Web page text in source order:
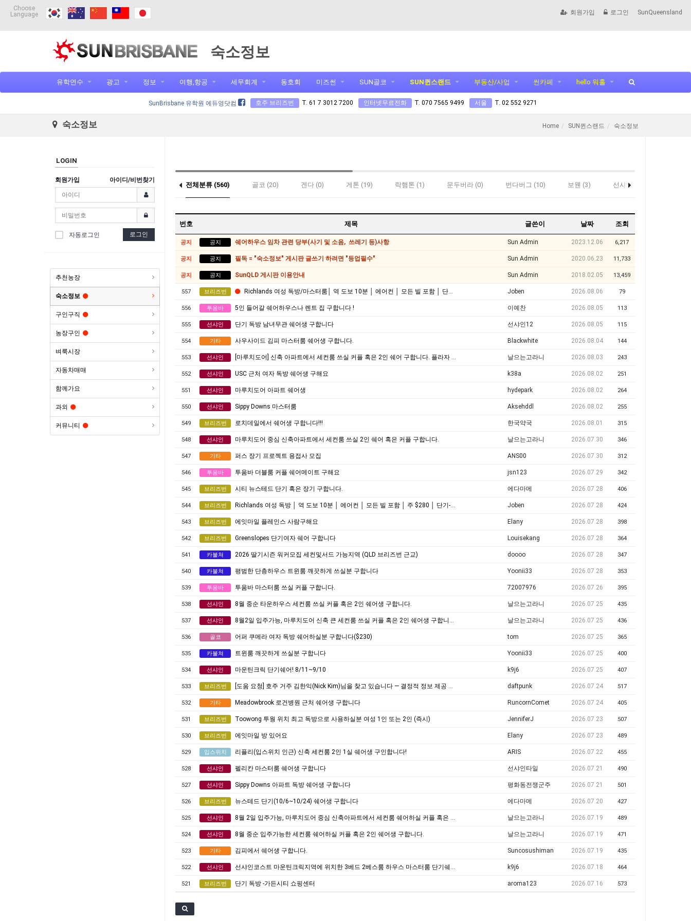
Choose
Language
회원가입 로그인 SunQueensland
숙소정보
유학연수 광고 정보 여행,항공 세무회계 동호회 미즈썬 SUN골코 SUN퀸스랜드 부동산/사업 썬카페 hello 워홀
SunBrisbane 유학원 에듀영닷컴 호주 브리즈번 T. 61 7 3012 7200 인터넷무료전화 T. 070 7565 9499 서울 T. 02 552 9271
숙소정보 Home SUN퀸스랜드 숙소정보
LOGIN
회원가입 아이디/비번찾기
자동로그인 로그인
추천농장
숙소정보
구인구직
농장구인
벼룩시장
자동차매매
함께가요
과외
커뮤니티
전체분류 (560) 골코 (20) 겐다 (0) 게톤 (19) 락햄톤 (1) 문두버라 (0) 번다버그 (10) 보웬 (3) 선샤인 (122)
번호 제목 글쓴이 날짜 조회
공지 공지 쉐어하우스 임차 관련 당부(사기 및 소음, 쓰레기 등)사항 Sun Admin 2023.12.06 6,217
공지 공지 필독 = "숙소정보" 게시판 글쓰기 하려면 "등업필수" Sun Admin 2020.06.23 11,733
공지 공지 SunQLD 게시판 이용안내 Sun Admin 2018.02.05 13,459
557 브리즈번 Richlands 여성 독방/마스터룸│ 역 도보 10분 │ 에어컨 │ 모든 빌 포함 │ 단기-약3개월 거주 가능 Joben 2026.08.06 79
556 투움바 5인 들어갈 쉐어하우스나 렌트 집 구합니다 ! 이예찬 2026.08.05 113
555 선샤인 단기 독방 남녀무관 쉐어생 구합니다 선샤인12 2026.08.05 115
554 기타 사우사이드 김피 마스터룸 쉐어생 구합니다. Blackwhite 2026.08.04 144
553 선샤인 [마루치도어] 신축 아파트에서 세컨룸 쓰실 커플 혹은 2인 쉐어 구합니다. 플라자 도보 5분거리. 날으는고라니 2026.08.03 243
552 선샤인 USC 근처 여자 독방 쉐어생 구해요 k38a 2026.08.02 251
551 선샤인 마루치도어 아파트 쉐어생 hydepark 2026.08.02 264
550 선샤인 Sippy Downs 마스터룸 Aksehddl 2026.08.02 255
549 브리즈번 로치데일에서 쉐어생 구합니다!!! 한국약국 2026.08.01 315
548 선샤인 마루치도어 중심 신축아파트에서 세컨룸 쓰실 2인 쉐어 혹은 커플 구합니다. 날으는고라니 2026.07.30 346
547 기타 퍼스 장기 프로젝트 용접사 모집 ANS00 2026.07.30 312
546 투움바 투움바 더블룸 커플 쉐어메이트 구해요 jsn123 2026.07.29 342
545 브리즈번 시티 뉴스테드 단기 혹은 장기 구합니다. 에다마메 2026.07.28 406
544 브리즈번 Richlands 여성 독방 │ 역 도보 10분 │ 에어컨 │ 모든 빌 포함 │ 주 $280 │ 단기-약3개월 거주 가능 Joben 2026.07.28 424
543 브리즈번 에잇마일 플레인스 사람구해요 Elany 2026.07.28 398
542 브리즈번 Greenslopes 단기여자 쉐어 구합니다 Louisekang 2026.07.28 364
541 카불쳐 2026 딸기시즌 워커모집 세컨및서드 가능지역 (QLD 브리즈번 근교) doooo 2026.07.28 347
540 카불쳐 평범한 단층하우스 트윈룸 깨끗하게 쓰실분 구합니다 Yoonii33 2026.07.28 353
539 투움바 투움바 마스터룸 쓰실 커플 구합니다. 72007976 2026.07.26 395
538 선샤인 8월 중순 타운하우스 세컨룸 쓰실 커플 혹은 2인 쉐어생 구합니다. 날으는고라니 2026.07.25 435
537 선샤인 8월2일 입주가능, 마루치도어 신축 큰 세컨룸 쓰실 커플 혹은 2인 쉐어생 구합니다. 날으는고라니 2026.07.25 436
536 골코 어퍼 쿠메라 여자 독방 쉐어하실분 구합니다($230) tom 2026.07.25 365
535 카불쳐 트윈룸 깨끗하게 쓰실분 구합니다 Yoonii33 2026.07.25 400
534 선샤인 마운틴크릭 단기쉐어! 8/11~9/10 k9j6 2026.07.25 407
533 브리즈번 [도움 요청] 호주 거주 김한익(Nick Kim)님을 찾고 있습니다 — 결정적 정보 제공 시 사례하겠습니다 daftpunk 2026.07.24 517
532 기타 Meadowbrook 로건병원 근처 쉐어생 구합니다 RuncornComet 2026.07.24 405
531 브리즈번 Toowong 투웡 위치 최고 독방으로 사용하실분 여성 1인 또는 2인 (즉시) JenniferJ 2026.07.23 507
530 브리즈번 에잇마일 방 있어요 Elany 2026.07.23 489
529 입스위치 리플리(입스위치 인근) 신축 세컨룸 2인 1실 쉐어생 구인합니다! ARIS 2026.07.22 455
528 선샤인 펠리칸 마스터룸 쉐어생 구합니다 선샤인타일 2026.07.21 490
527 선샤인 Sippy Downs 아파트 독방 쉐어생 구합니다 평화동전쟁군주 2026.07.21 501
526 브리즈번 뉴스테드 단기(10/6~10/24) 쉐어생 구합니다 에다마메 2026.07.20 427
525 선샤인 8월 2일 입주가능, 마루치도어 중심 신축아파트에서 세컨룸 쉐어하실 커플 혹은 2인 쉐어생 구합니다. 날으는고라니 2026.07.19 489
524 선샤인 8월 중순 입주가능한 세컨룸 쉐어하실 커플 혹은 2인 쉐어생 구합니다. 날으는고라니 2026.07.19 471
523 기타 김피에서 쉐어생 구합니다. Suncosushiman 2026.07.19 435
522 선샤인 선샤인코스트 마운틴크릭지역에 위치한 3베드 2베스룸 하우스 마스터룸 단기쉐어하실 분을 구합니다. 8/11부터 9/10까지 k9j6 2026.07.18 464
521 브리즈번 단기 독방 -가든시티 쇼핑센터 aroma123 2026.07.16 573